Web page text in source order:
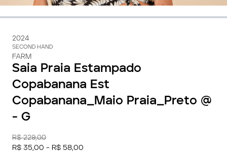
2024
SECOND HAND
FARM
Saia Praia Estampado
Copabanana Est
Copabanana_Maio Praia_Preto @
- G
R$ 229,00
R$ 35,00 - R$ 58,00